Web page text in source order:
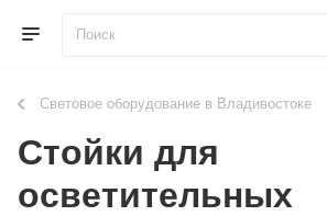
Световое оборудование в Владивостоке
Стойки для
осветительных